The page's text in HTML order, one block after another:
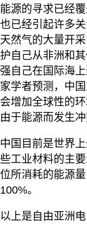
能源的寻求已经
也已经引起许多
天然气的大量开
护自己从非洲和
强自己在国际海
家学者预测，中
会增加全球性的
由于能源而发生
中国目前是世界
些工业材料的主
位所消耗的能源
100%。
以上是自由亚洲